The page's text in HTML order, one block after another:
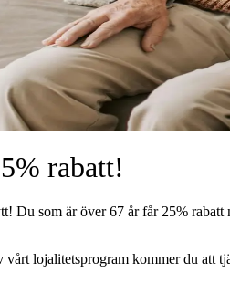
rabatt!
Du som är över 67 år får 25%
lojalitetsprogram kommer du att